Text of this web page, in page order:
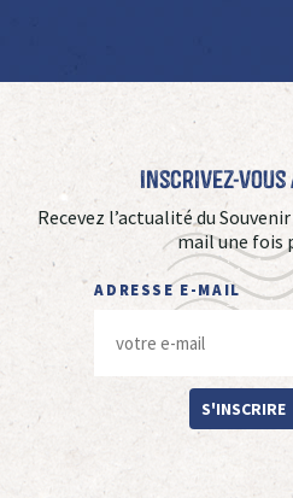
Inscrivez-
Recevez l’actualité du
mail une fois
ADRESSE E-MAIL
S'INSCRIRE